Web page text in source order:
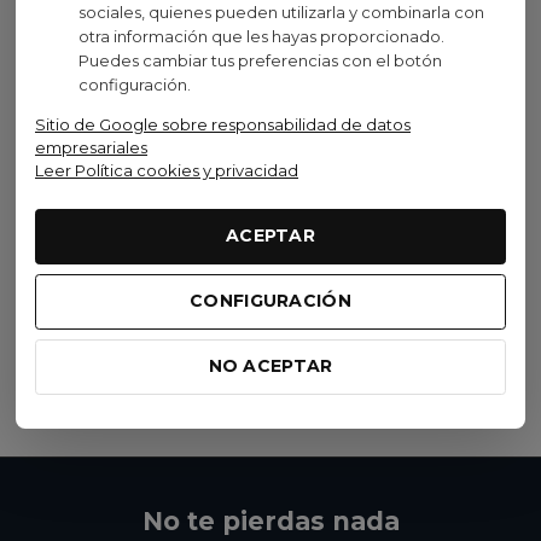
sociales, quienes pueden utilizarla y combinarla con
otra información que les hayas proporcionado.
Puedes cambiar tus preferencias con el botón
configuración.
Sitio de Google sobre responsabilidad de datos
empresariales
Leer Política cookies y privacidad
ACEPTAR
CONFIGURACIÓN
NO ACEPTAR
Visto recientemente
Producto disponible con otras opciones
Scott
Guantes Largos Scott
15,96 € (IVA inc.) 39,90 €
DARK
GREY/BLACK
No te pierdas nada